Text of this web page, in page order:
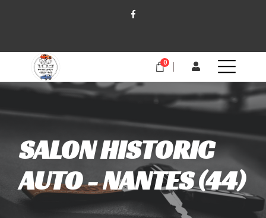
0
SALON HISTORIC
AUTO - NANTES (44)